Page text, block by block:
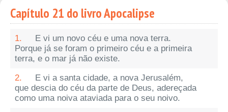
Capítulo 21 do livro Apocalipse
1.
E vi um novo céu e uma nova terra.
Porque já se foram o primeiro céu e a primeira
terra, e o mar já não existe.
2.
E vi a santa cidade, a nova Jerusalém,
que descia do céu da parte de Deus, adereçada
como uma noiva ataviada para o seu noivo.